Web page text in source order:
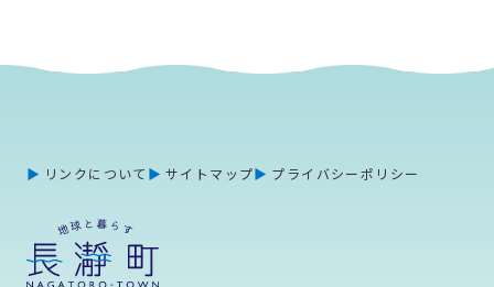
リンクについて サイトマップ プライバシーポリシー